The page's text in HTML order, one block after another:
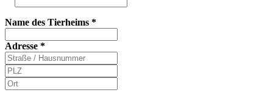
Name des Tierheims *
Adresse *